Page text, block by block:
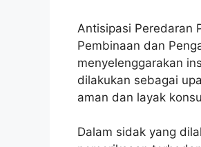
Antisipasi Peredaran
Pembinaan dan
menyelenggarakan
dilakukan sebagai
aman dan layak
Dalam sidak yang